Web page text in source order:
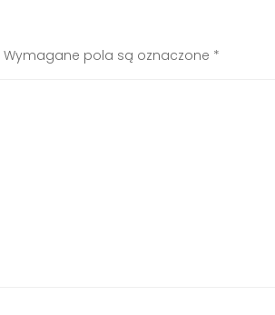
Wymagane pola są oznaczone *